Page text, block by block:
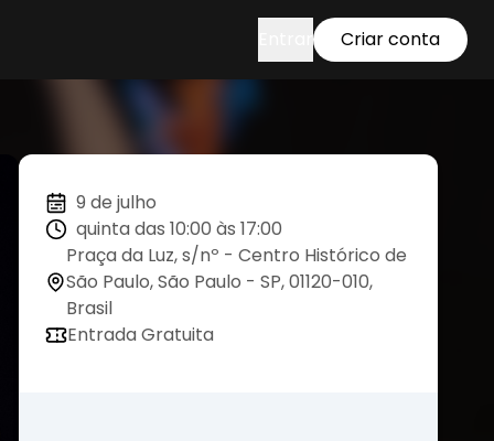
Criar conta
9 de julho
quinta das 10:00 às 17:00
Praça da Luz, s/nº - Centro Histórico de
São Paulo, São Paulo - SP, 01120-010,
Brasil
Entrada Gratuita